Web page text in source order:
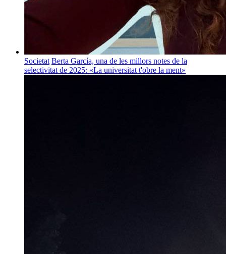
Societat Berta García, una de les millors notes de la
selectivitat de 2025: «La universitat t'obre la ment»